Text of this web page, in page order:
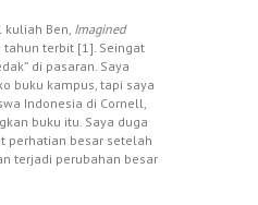
Ben, Imagined
terbit [1]. Seingat
di pasaran. Saya
buku kampus, tapi saya
Indonesia di Cornell,
buku itu. Saya duga
perhatian besar setelah
terjadi perubahan besar